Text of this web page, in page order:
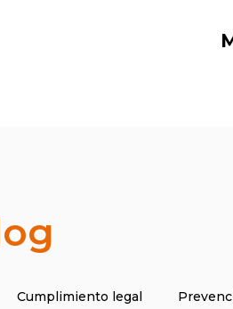
Cumplimiento legal